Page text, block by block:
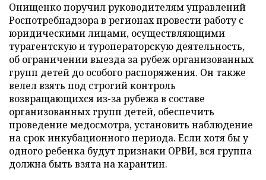
Онищенко поручил руководителям управлений
Роспотребнадзора в регионах провести работу с
юридическими лицами, осуществляющими
турагентскую и туроператорскую деятельность,
об ограничении выезда за рубеж организованных
групп детей до особого распоряжения. Он также
велел взять под строгий контроль
возвращающихся из-за рубежа в составе
организованных групп детей, обеспечить
проведение медосмотра, установить наблюдение
на срок инкубационного периода. Если хотя бы у
одного ребенка будут признаки ОРВИ, вся группа
должна быть взята на карантин.